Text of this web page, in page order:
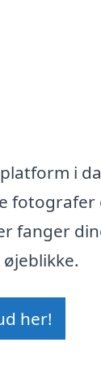
i
fotografer
fanger
her!